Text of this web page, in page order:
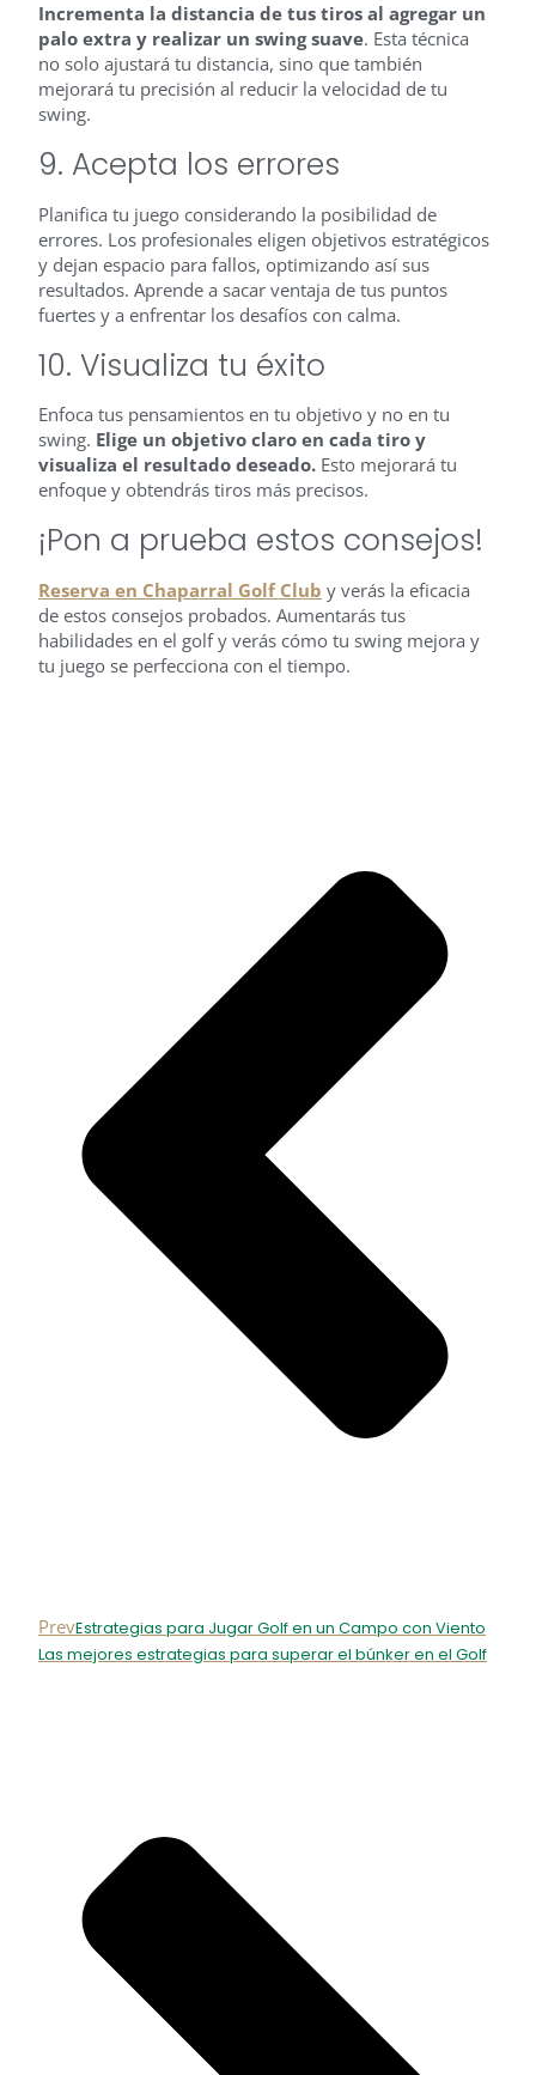
Incrementa la distancia de tus tiros al agregar un
palo extra y realizar un swing suave. Esta técnica
no solo ajustará tu distancia, sino que también
mejorará tu precisión al reducir la velocidad de tu
swing.
9. Acepta los errores
Planifica tu juego considerando la posibilidad de
errores. Los profesionales eligen objetivos estratégicos
y dejan espacio para fallos, optimizando así sus
resultados. Aprende a sacar ventaja de tus puntos
fuertes y a enfrentar los desafíos con calma.
10. Visualiza tu éxito
Enfoca tus pensamientos en tu objetivo y no en tu
swing. Elige un objetivo claro en cada tiro y
visualiza el resultado deseado. Esto mejorará tu
enfoque y obtendrás tiros más precisos.
¡Pon a prueba estos consejos!
Reserva en Chaparral Golf Club y verás la eficacia
de estos consejos probados. Aumentarás tus
habilidades en el golf y verás cómo tu swing mejora y
tu juego se perfecciona con el tiempo.
PrevEstrategias para Jugar Golf en un Campo con Viento
Las mejores estrategias para superar el búnker en el Golf